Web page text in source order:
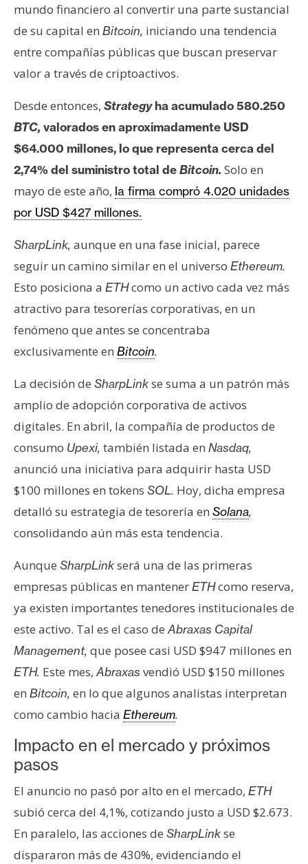
n
t
a
t
y
P
u
b
l
i
c
d
a
d
mundo financiero al convertir una parte sustancial
de su capital en Bitcoin, iniciando una tendencia
entre compañías públicas que buscan preservar
valor a través de criptoactivos.
Desde entonces, Strategyha acumulado 580.250
BTC, valorados en aproximadamente USD
$64.000 millones, lo que representa cerca del
2,74% del suministro total deBitcoin. Solo en
mayo de este año, la firma compró 4.020 unidades
por USD $427 millones.
SharpLink, aunque en una fase inicial, parece
seguir un camino similar en el universo Ethereum.
Esto posiciona a ETHcomo un activo cada vez más
atractivo para tesorerías corporativas, en un
fenómeno que antes se concentraba
exclusivamente en Bitcoin.
La decisión de SharpLinkse suma a un patrón más
amplio de adopción corporativa de activos
digitales. En abril, la compañía de productos de
consumo Upexi, también listada en Nasdaq,
anunció una iniciativa para adquirir hasta USD
$100 millones en tokens SOL. Hoy, dicha empresa
detalló su estrategia de tesorería en Solana,
consolidando aún más esta tendencia.
Aunque SharpLinkserá una de las primeras
empresas públicas en mantenerETHcomo reserva,
ya existen importantes tenedores institucionales de
este activo. Tal es el caso deAbraxas Capital
Management, que posee casi USD $947 millones en
ETH. Este mes,Abraxas vendió USD $150 millones
en Bitcoin, en lo que algunos analistas interpretan
como cambio hacia Ethereum.
Impacto en el mercado y próximos
pasos
El anuncio no pasó por alto en el mercado, ETH
subió cerca del 4,1%, cotizando justo a USD $2.673.
En paralelo, las acciones de SharpLinkse
dispararon más de 430%, evidenciando el